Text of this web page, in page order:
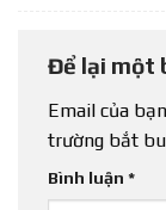
Để lại một
Email của
trường bắt
Bình luận *